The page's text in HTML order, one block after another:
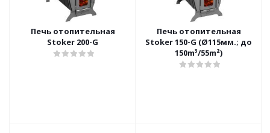
Печь отопительная
Stoker 200-G
Печь отопительная
Stoker 150-G (Ø115мм.; до
150m³/55m²)